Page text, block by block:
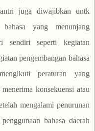
juga diwajibkan untk
yang menunjang
sendiri seperti kegiatan
pengembangan bahasa
peraturan yang
konsekuensi atau
mengalami penurunan
bahasa daerah